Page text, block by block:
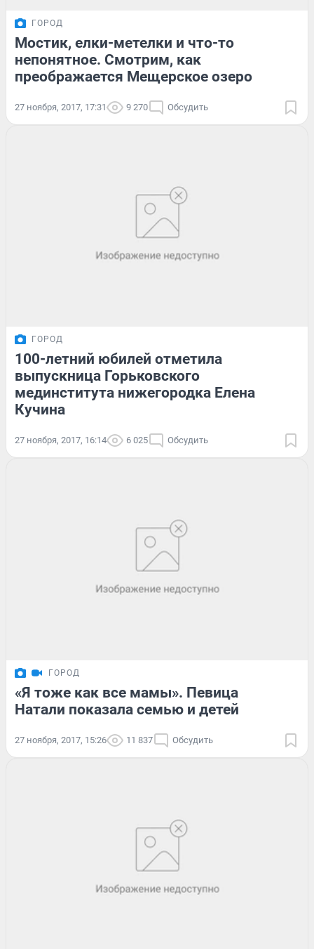
ГОРОД
Мостик, елки-метелки и что-то
непонятное. Смотрим, как
преображается Мещерское озеро
27 ноября, 2017, 17:31 9 270 Обсудить
ГОРОД
100-летний юбилей отметила
выпускница Горьковского
мединститута нижегородка Елена
Кучина
27 ноября, 2017, 16:14 6 025 Обсудить
ГОРОД
«Я тоже как все мамы». Певица
Натали показала семью и детей
27 ноября, 2017, 15:26 11 837 Обсудить